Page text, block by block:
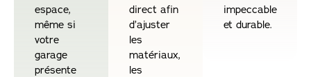
espace,
même si
votre
garage
présente
direct afin
d’ajuster
les
matériaux,
les
impeccable
et durable.